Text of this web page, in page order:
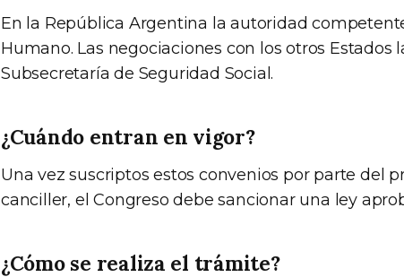
En la República Argentina la autoridad
Humano. Las negociaciones con los otros Estados
Subsecretaría de Seguridad Social.
¿Cuándo entran en vigor?
Una vez suscriptos estos convenios por parte del
canciller, el Congreso debe sancionar una ley
¿Cómo se realiza el trámite?